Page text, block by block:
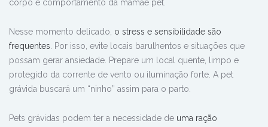
corpo e comportamento da mamãe pet.
Nesse momento delicado, o stress e sensibilidade são
frequentes. Por isso, evite locais barulhentos e situações que
possam gerar ansiedade. Prepare um local quente, limpo e
protegido da corrente de vento ou iluminação forte. A pet
grávida buscará um “ninho” assim para o parto.
Pets grávidas podem ter a necessidade de uma ração